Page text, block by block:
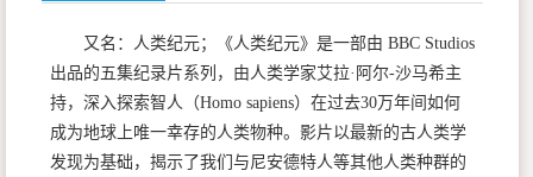
又名：人类纪元；《人类纪元》是一部由 BBC Studios
出品的五集纪录片系列，由人类学家艾拉·阿尔-沙马希主
持，深入探索智人（Homo sapiens）在过去30万年间如何
成为地球上唯一幸存的人类物种。影片以最新的古人类学
发现为基础，揭示了我们与尼安德特人等其他人类种群的